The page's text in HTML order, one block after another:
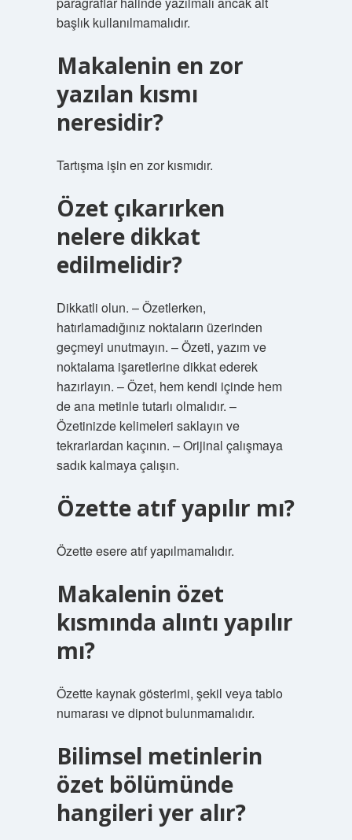
başlık kullanılmamalıdır.
Makalenin en zor
yazılan kısmı
neresidir?
Tartışma işin en zor kısmıdır.
Özet çıkarırken
nelere dikkat
edilmelidir?
Dikkatli olun. – Özetlerken,
hatırlamadığınız noktaların üzerinden
geçmeyi unutmayın. – Özeti, yazım ve
noktalama işaretlerine dikkat ederek
hazırlayın. – Özet, hem kendi içinde hem
de ana metinle tutarlı olmalıdır. –
Özetinizde kelimeleri saklayın ve
tekrarlardan kaçının. – Orijinal çalışmaya
sadık kalmaya çalışın.
Özette atıf yapılır mı?
Özette esere atıf yapılmamalıdır.
Makalenin özet
kısmında alıntı yapılır
mı?
Özette kaynak gösterimi, şekil veya tablo
numarası ve dipnot bulunmamalıdır.
Bilimsel metinlerin
özet bölümünde
hangileri yer alır?